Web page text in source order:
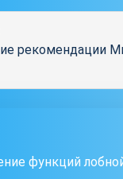
рекомендации
функций